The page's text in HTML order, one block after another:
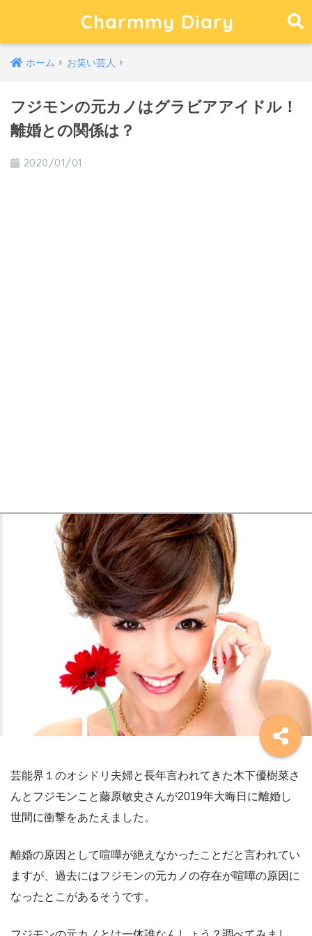
Charmmy Diary
ホーム お笑い芸人
フジモンの元カノはグラビアアイドル！
離婚との関係は？
2020/01/01
芸能界１のオシドリ夫婦と長年言われてきた木下優樹菜さ
んとフジモンこと藤原敏史さんが2019年大晦日に離婚し
世間に衝撃をあたえました。
離婚の原因として喧嘩が絶えなかったことだと言われてい
ますが、過去にはフジモンの元カノの存在が喧嘩の原因に
なったとこがあるそうです。